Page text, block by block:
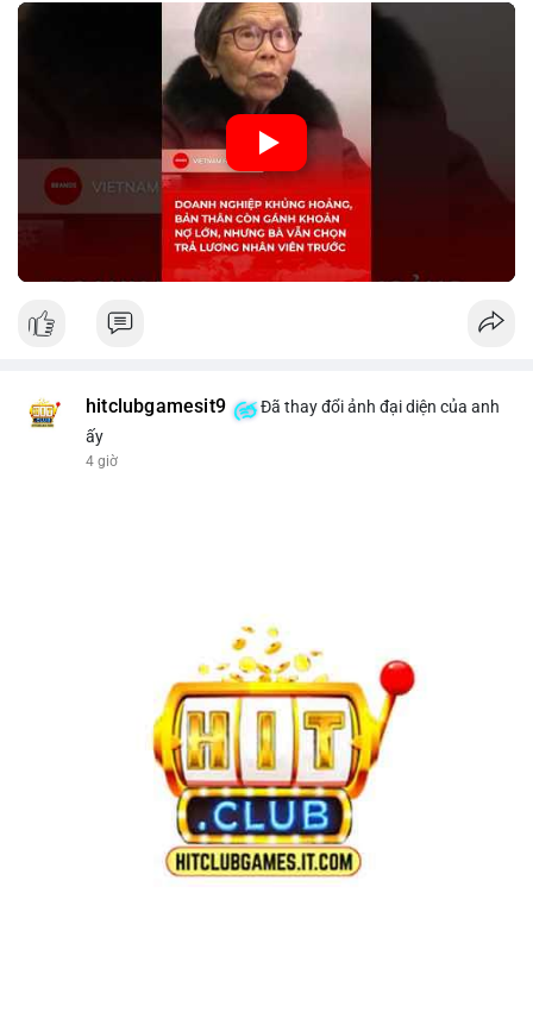
vào nhân lực, cho thấy chiến lược giảm chi phí hoặc điều chỉnh
mô hình kinh doanh. Điều này có thể ảnh hưởng đến thị trường
crypto và các doanh nghiệp liên quan trong tương lai.
🎥 Xem video trực tiếp tại:
Nguồn: KIEN THUC KINH TE
hitclubgamesit9
Đã thay đổi ảnh đại diện của anh
ấy
4 giờ